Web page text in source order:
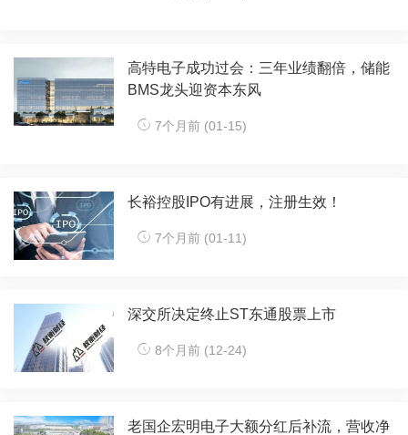
高特电子成功过会：三年业绩翻倍，储能
BMS龙头迎资本东风
7个月前 (01-15)
长裕控股IPO有进展，注册生效！
7个月前 (01-11)
深交所决定终止ST东通股票上市
8个月前 (12-24)
老国企宏明电子大额分红后补流，营收净